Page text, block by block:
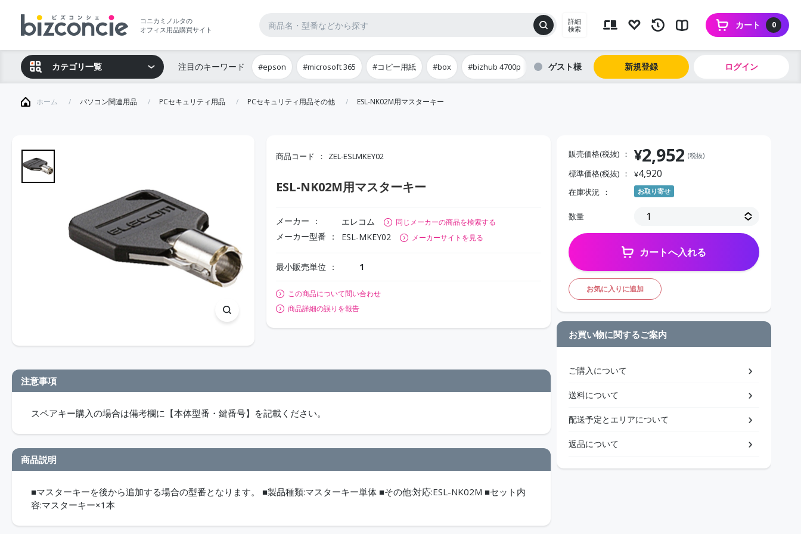
コニカミノルタの
オフィス用品購買サイト
詳細
検索
0
カート
カテゴリ一覧 注目のキーワード #epson #microsoft 365 #コピー用紙 #box #bizhub 4700p ゲスト 新規登録 ログイン
ホーム パソコン関連用品 PCセキュリティ用品 PCセキュリティ用品その他 ESL-NK02M用マスターキー
商品コード ZEL-ESLMKEY02
ESL-NK02M用マスターキー
メーカー エレコム 同じメーカーの商品を検索する
メーカー型番 ESL-MKEY02 メーカーサイトを見る
最小販売単位 1
この商品について問い合わせ
商品詳細の誤りを報告
注意事項
スペアキー購入の場合は備考欄に【本体型番・鍵番号】を記載ください。
商品説明
■マスターキーを後から追加する場合の型番となります。 ■製品種類:マスターキー単体 ■その他:対応:ESL-NK02M ■セット内
容:マスターキー×1本
販売価格(税抜) ¥2,952 (税抜)
標準価格(税抜) ¥4,920
在庫状況 お取り寄せ
数量
カートへ入れる
お気に入りに追加
お買い物に関するご案内
ご購入について
送料について
配送予定とエリアについて
返品について